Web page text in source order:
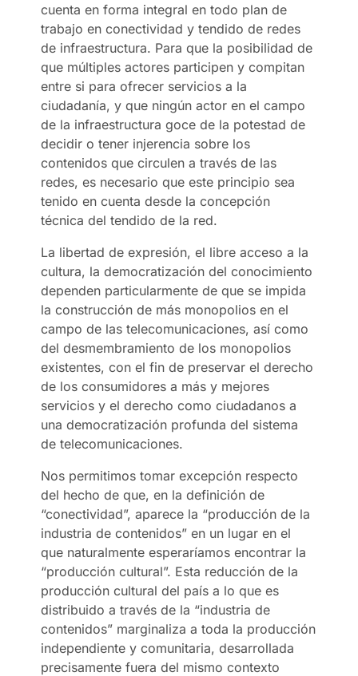
cuenta en forma integral en todo plan de
trabajo en conectividad y tendido de redes
de infraestructura. Para que la posibilidad de
que múltiples actores participen y compitan
entre si para ofrecer servicios a la
ciudadanía, y que ningún actor en el campo
de la infraestructura goce de la potestad de
decidir o tener injerencia sobre los
contenidos que circulen a través de las
redes, es necesario que este principio sea
tenido en cuenta desde la concepción
técnica del tendido de la red.
La libertad de expresión, el libre acceso a la
cultura, la democratización del conocimiento
dependen particularmente de que se impida
la construcción de más monopolios en el
campo de las telecomunicaciones, así como
del desmembramiento de los monopolios
existentes, con el fin de preservar el derecho
de los consumidores a más y mejores
servicios y el derecho como ciudadanos a
una democratización profunda del sistema
de telecomunicaciones.
Nos permitimos tomar excepción respecto
del hecho de que, en la definición de
“conectividad”, aparece la “producción de la
industria de contenidos” en un lugar en el
que naturalmente esperaríamos encontrar la
“producción cultural”. Esta reducción de la
producción cultural del país a lo que es
distribuido a través de la “industria de
contenidos” marginaliza a toda la producción
independiente y comunitaria, desarrollada
precisamente fuera del mismo contexto